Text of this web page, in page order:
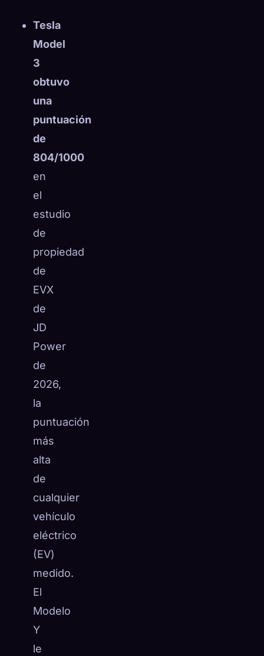
Tesla
Model
3
obtuvo
una
puntuación
de
804/1000
en
el
estudio
de
propiedad
de
EVX
de
JD
Power
de
2026,
la
puntuación
más
alta
de
cualquier
vehículo
eléctrico
(EV)
medido.
El
Modelo
Y
le
0